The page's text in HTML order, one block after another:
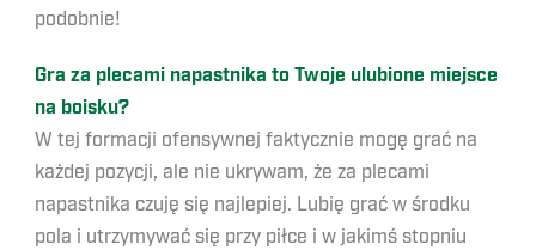
podobnie!
Gra za plecami napastnika to Twoje ulubione miejsce
na boisku?
W tej formacji ofensywnej faktycznie mogę grać na
każdej pozycji, ale nie ukrywam, że za plecami
napastnika czuję się najlepiej. Lubię grać w środku
pola i utrzymywać się przy piłce i w jakimś stopniu